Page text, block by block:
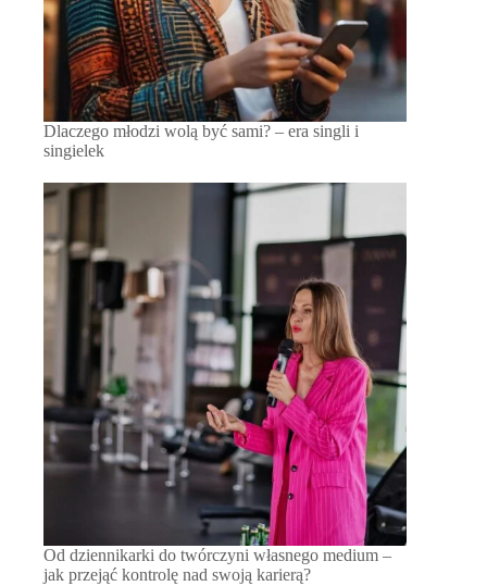
Dlaczego młodzi wolą być sami? – era singli i
singielek
Od dziennikarki do twórczyni własnego medium –
jak przejąć kontrolę nad swoją karierą?